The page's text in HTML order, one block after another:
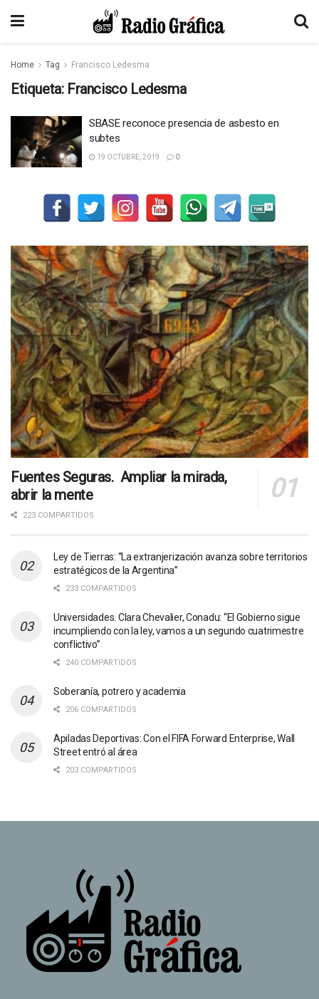
Home Tag Francisco Ledesma
Etiqueta: Francisco Ledesma
SBASE reconoce presencia de asbesto en
subtes
19 OCTUBRE, 2019 0
Fuentes Seguras. Ampliar la mirada,
abrir la mente
223 COMPARTIDOS
Ley de Tierras: “La extranjerización avanza sobre territorios
estratégicos de la Argentina”
233 COMPARTIDOS
Universidades. Clara Chevalier, Conadu: “El Gobierno sigue
incumpliendo con la ley, vamos a un segundo cuatrimestre
conflictivo”
240 COMPARTIDOS
Soberanía, potrero y academia
206 COMPARTIDOS
Apiladas Deportivas: Con el FIFA Forward Enterprise, Wall
Street entró al área
203 COMPARTIDOS